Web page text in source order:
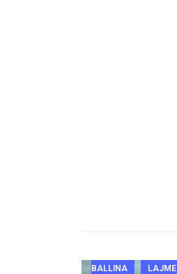
BALLINA